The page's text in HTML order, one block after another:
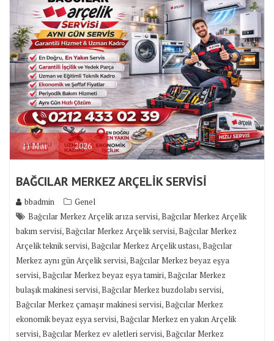
11Mar 2026
BAĞCILAR MERKEZ ARÇELİK SERVİSİ
bbadmin
Genel
Bağcılar Merkez Arçelik arıza servisi,Bağcılar Merkez Arçelik
bakım servisi,Bağcılar Merkez Arçelik servisi,Bağcılar Merkez
Arçelik teknik servisi,Bağcılar Merkez Arçelik ustası,Bağcılar
Merkez aynı gün Arçelik servisi,Bağcılar Merkez beyaz eşya
servisi,Bağcılar Merkez beyaz eşya tamiri,Bağcılar Merkez
bulaşık makinesi servisi,Bağcılar Merkez buzdolabı servisi,
Bağcılar Merkez çamaşır makinesi servisi,Bağcılar Merkez
ekonomik beyaz eşya servisi,Bağcılar Merkez en yakın Arçelik
servisi,Bağcılar Merkez ev aletleri servisi,Bağcılar Merkez